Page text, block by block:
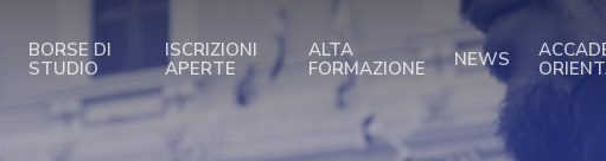
BORSE DI
STUDIO
ISCRIZIONI
APERTE
ALTA
FORMAZIONE
NEWS